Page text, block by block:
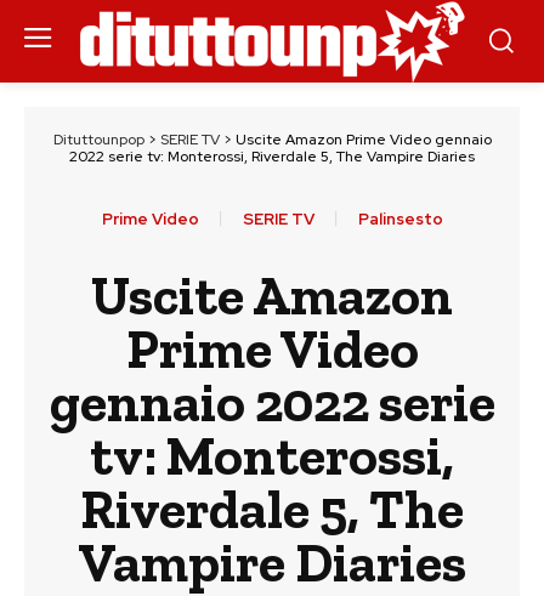
Dituttounpop> SERIE TV> Uscite Amazon Prime Video gennaio
2022 serie tv: Monterossi, Riverdale 5, The Vampire Diaries
Prime Video SERIE TV Palinsesto
Uscite Amazon
Prime Video
gennaio 2022 serie
tv: Monterossi,
Riverdale 5, The
Vampire Diaries